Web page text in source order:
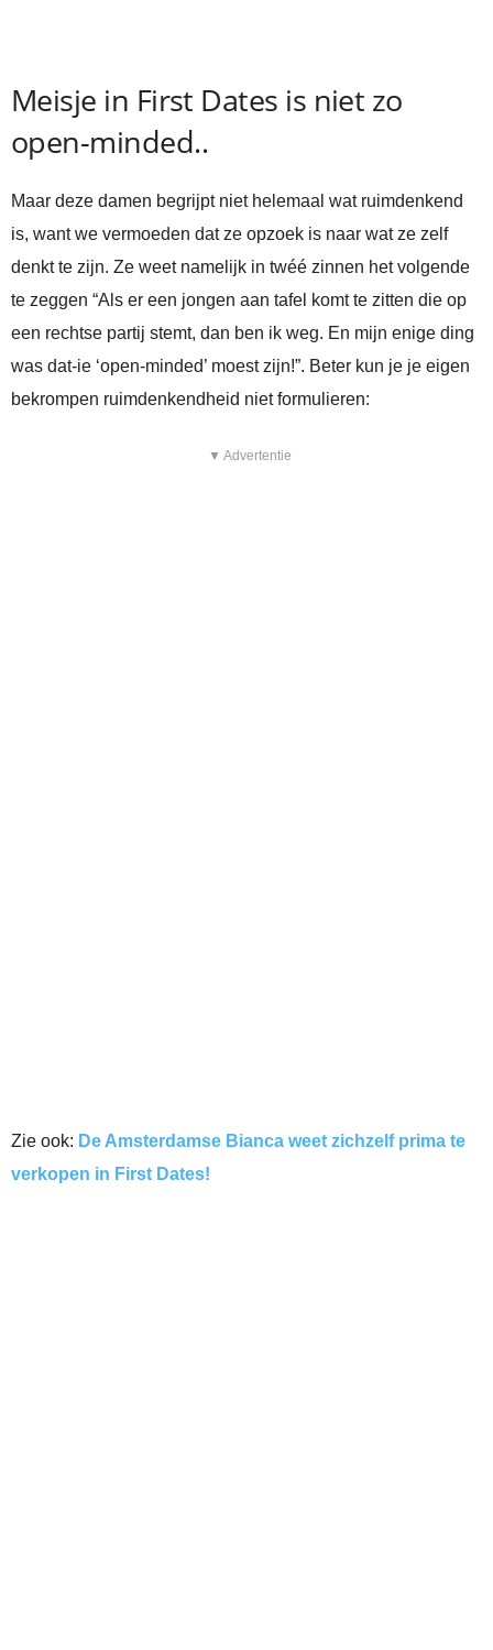
Meisje in First Dates is niet zo
open-minded..
Maar deze damen begrijpt niet helemaal wat ruimdenkend
is, want we vermoeden dat ze opzoek is naar wat ze zelf
denkt te zijn. Ze weet namelijk in twéé zinnen het volgende
te zeggen “Als er een jongen aan tafel komt te zitten die op
een rechtse partij stemt, dan ben ik weg. En mijn enige ding
was dat-ie ‘open-minded’ moest zijn!”. Beter kun je je eigen
bekrompen ruimdenkendheid niet formulieren:
▼ Advertentie
Zie ook: De Amsterdamse Bianca weet zichzelf prima te
verkopen in First Dates!